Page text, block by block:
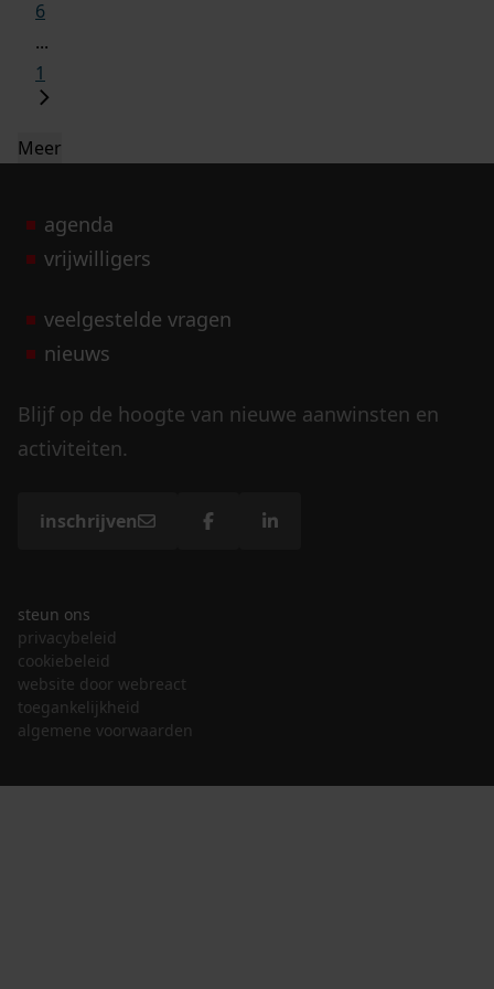
6
...
1
Meer
agenda
vrijwilligers
veelgestelde vragen
nieuws
Blijf op de hoogte van nieuwe aanwinsten en
activiteiten.
inschrijven
steun ons
privacybeleid
cookiebeleid
website door webreact
toegankelijkheid
algemene voorwaarden